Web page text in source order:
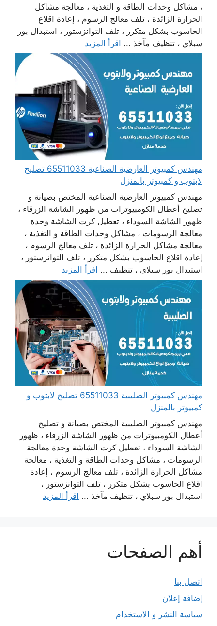
، مشاكل وحدات الطاقة و التغذية ، معالجة مشاكل
الحرارة الزائدة ، تلف معالج الرسوم ، إعادة اقلاع
الحاسوب بشكل متكرر ، تلف التوانزستور ، استبدال بور
سبلاي ، تنظيف مآخذ ... اقرأ المزيد
مهندس كمبيوتر العارضية الصناعية 65511033 تصليح
لابتوب و كمبيوتر بالمنزل
مهندس كمبيوتر العارضية الصناعية المختص بصيانة و
تصليح أعطال الكومبيوترات من ظهور الشاشة الزرقاء ،
ظهور الشاشة السوداء ، تعطيل كرت الشاشة وحدة
معالجة الرسومات ، مشاكل وحدات الطاقة و التغذية ،
معالجة مشاكل الحرارة الزائدة ، تلف معالج الرسوم ،
إعادة اقلاع الحاسوب بشكل متكرر ، تلف التوانزستور ،
استبدال بور سبلاي ، تنظيف ... اقرأ المزيد
مهندس كمبيوتر الصليبية 65511033 تصليح لابتوب و
كمبيوتر بالمنزل
مهندس كمبيوتر الصليبية المختص بصيانة و تصليح
أعطال الكومبيوترات من ظهور الشاشة الزرقاء ، ظهور
الشاشة السوداء ، تعطيل كرت الشاشة وحدة معالجة
الرسومات ، مشاكل وحدات الطاقة و التغذية ، معالجة
مشاكل الحرارة الزائدة ، تلف معالج الرسوم ، إعادة
اقلاع الحاسوب بشكل متكرر ، تلف التوانزستور ،
استبدال بور سبلاي ، تنظيف مآخذ ... اقرأ المزيد
أهم الصفحات
اتصل بنا
إضافة إعلان
سياسة النشر و الاستخدام